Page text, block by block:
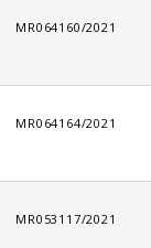
MR064160/2021
MR064164/2021
MR053117/2021